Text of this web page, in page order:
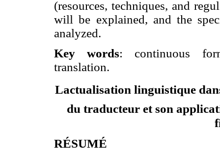
(resources, techniques, and
will be explained, and the
analyzed.
Key words: continuous
translation.
Lactualisation linguistique
du traducteur et son
RÉSUMÉ